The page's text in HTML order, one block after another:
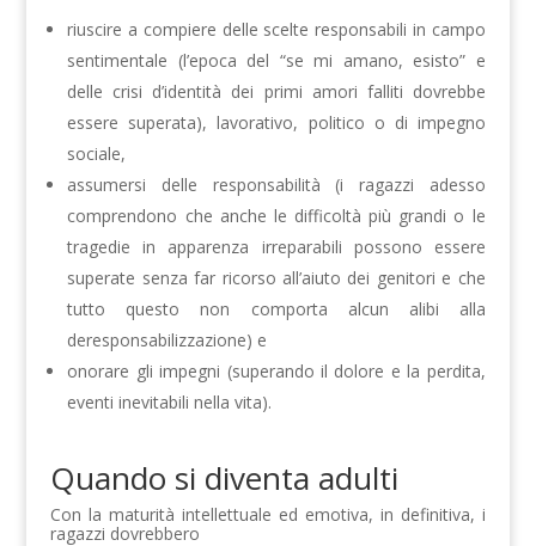
riuscire a compiere delle scelte responsabili in campo
sentimentale (l’epoca del “se mi amano, esisto” e
delle crisi d’identità dei primi amori falliti dovrebbe
essere superata), lavorativo, politico o di impegno
sociale,
assumersi delle responsabilità (i ragazzi adesso
comprendono che anche le difficoltà più grandi o le
tragedie in apparenza irreparabili possono essere
superate senza far ricorso all’aiuto dei genitori e che
tutto questo non comporta alcun alibi alla
deresponsabilizzazione) e
onorare gli impegni (superando il dolore e la perdita,
eventi inevitabili nella vita).
Quando si diventa adulti
Con la maturità intellettuale ed emotiva, in definitiva, i
ragazzi dovrebbero